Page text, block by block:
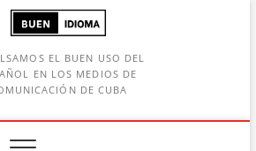
EL BUEN USO DEL
EN LOS MEDIOS DE
DE CUBA